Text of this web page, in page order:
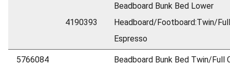
4190393
Beadboard Bunk Bed Lower
Headboard/Footboard:Twin/
Espresso
5766084 Beadboard Bunk Bed Twin/Full